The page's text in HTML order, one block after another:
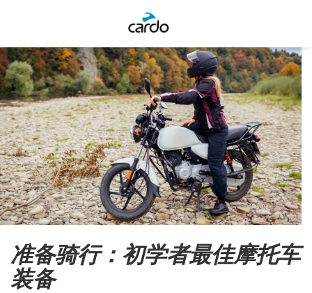
准备骑行：初学者最佳摩托车
装备